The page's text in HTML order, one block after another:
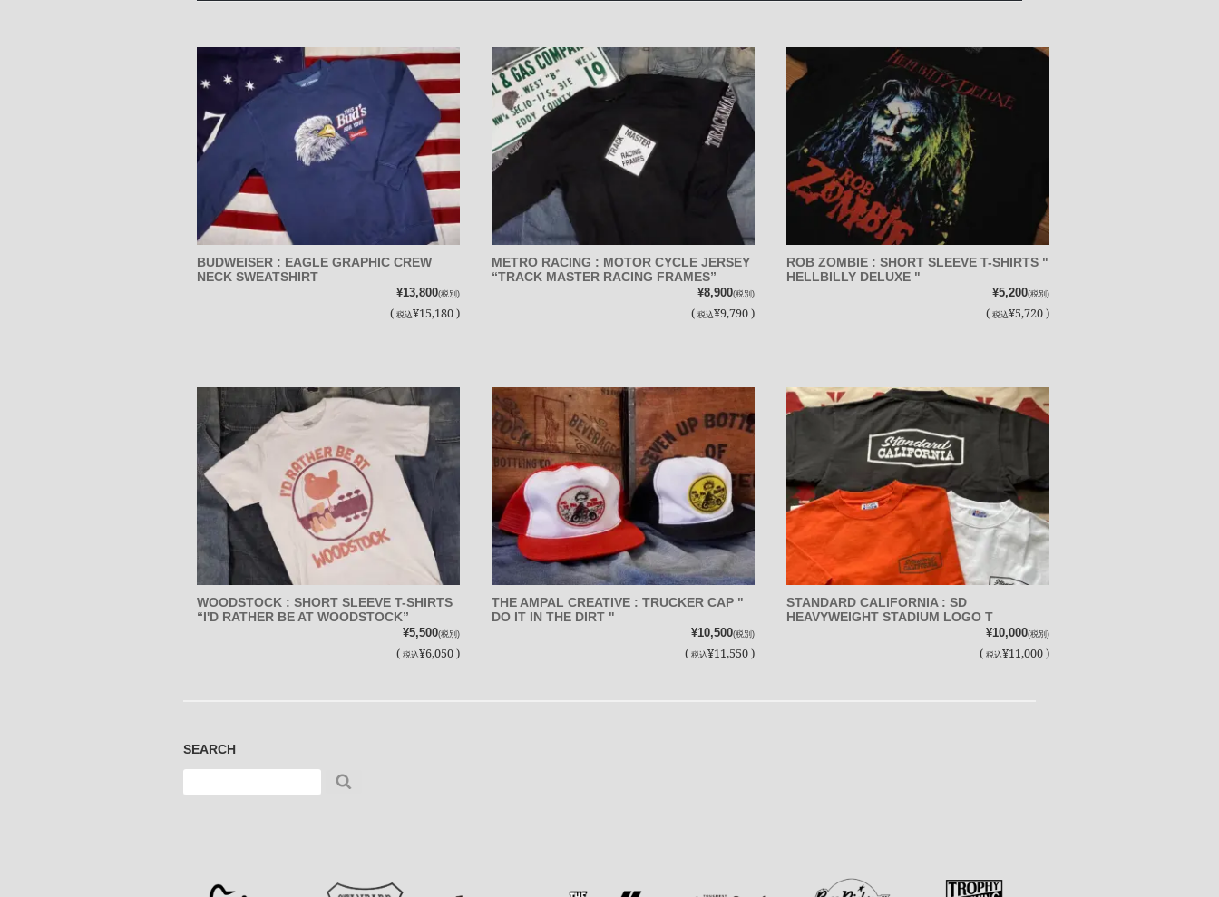
BUDWEISER : EAGLE GRAPHIC CREW
NECK SWEATSHIRT
¥13,800(税別)
( 税込¥15,180 )
METRO RACING : MOTOR CYCLE JERSEY
“TRACK MASTER RACING FRAMES”
¥8,900(税別)
( 税込¥9,790 )
ROB ZOMBIE : SHORT SLEEVE T-SHIRTS "
HELLBILLY DELUXE "
¥5,200(税別)
( 税込¥5,720 )
WOODSTOCK : SHORT SLEEVE T-SHIRTS
“I'D RATHER BE AT WOODSTOCK”
¥5,500(税別)
( 税込¥6,050 )
THE AMPAL CREATIVE : TRUCKER CAP "
DO IT IN THE DIRT "
¥10,500(税別)
( 税込¥11,550 )
STANDARD CALIFORNIA : SD
HEAVYWEIGHT STADIUM LOGO T
¥10,000(税別)
( 税込¥11,000 )
SEARCH